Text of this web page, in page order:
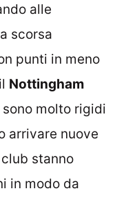
alle
scorsa
punti in meno
Nottingham
molto rigidi
arrivare nuove
stanno
in modo da